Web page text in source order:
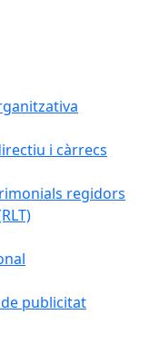
i càrrecs
regidors
publicitat